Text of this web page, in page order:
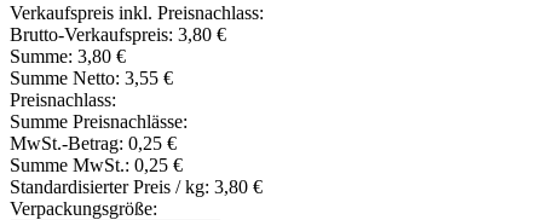
Verkaufspreis inkl. Preisnachlass:
Brutto-Verkaufspreis: 3,80 €
Summe: 3,80 €
Summe Netto: 3,55 €
Preisnachlass:
Summe Preisnachlässe:
MwSt.-Betrag: 0,25 €
Summe MwSt.: 0,25 €
Standardisierter Preis / kg: 3,80 €
Verpackungsgröße: